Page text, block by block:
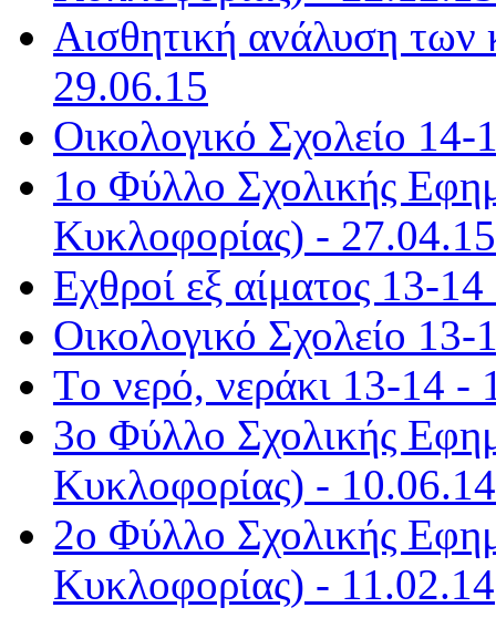
Αισθητική ανάλυση
29.06.15
Οικολογικό Σχολείο
1ο Φύλλο Σχολικής
Κυκλοφορίας) - 27.04.15
Εχθροί εξ αίματος 13-
Οικολογικό Σχολείο
Τo νερό, νεράκι 13-14 -
3ο Φύλλο Σχολικής
Κυκλοφορίας) - 10.06.14
2ο Φύλλο Σχολικής
Κυκλοφορίας) - 11.02.14